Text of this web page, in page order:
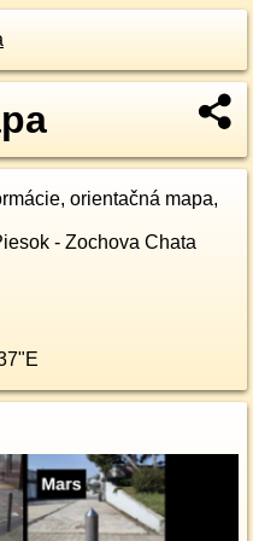
orientačná mapa,
- Zochova Chata